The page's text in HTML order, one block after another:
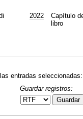
2022
Capítulo
libro
entradas seleccionadas:
Guardar registros:
Guardar